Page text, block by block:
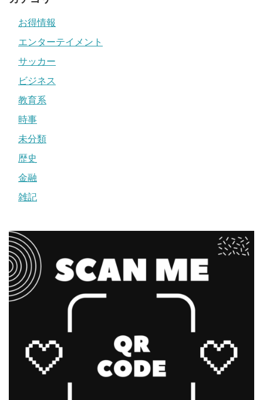
お得情報
エンターテイメント
サッカー
ビジネス
教育系
時事
未分類
歴史
金融
雑記